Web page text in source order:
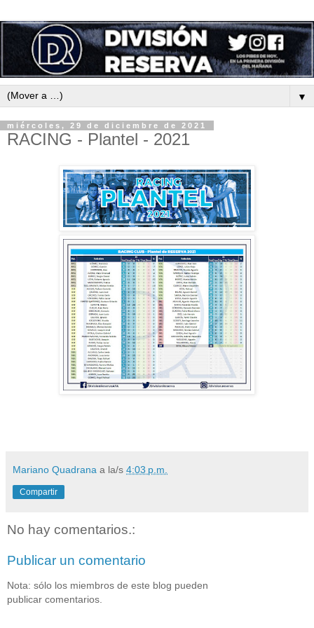
▼
miércoles, 29 de diciembre de 2021
RACING - Plantel - 2021
Mariano Quadrana a la/s 4:03 p.m.
Compartir
No hay comentarios.:
Publicar un comentario
Nota: sólo los miembros de este blog pueden
publicar comentarios.